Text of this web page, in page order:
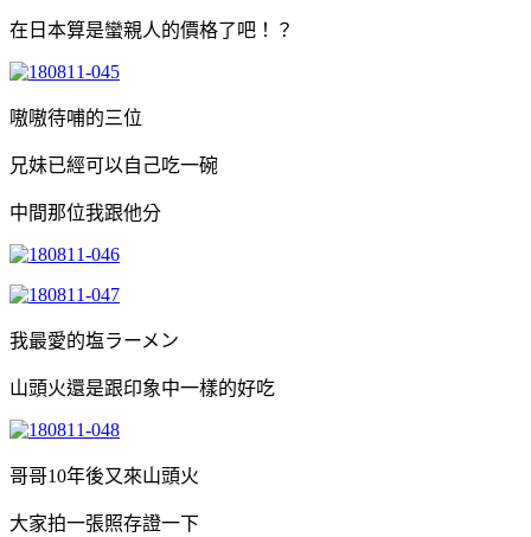
在日本算是蠻親人的價格了吧！？
嗷嗷待哺的三位
兄妹已經可以自己吃一碗
中間那位我跟他分
我最愛的塩ラーメン
山頭火還是跟印象中一樣的好吃
哥哥10年後又來山頭火
大家拍一張照存證一下